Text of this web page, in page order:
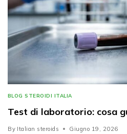
BLOG STEROIDI ITALIA
Test di laboratorio: cosa
By Italian steroids Giugno 19, 2026